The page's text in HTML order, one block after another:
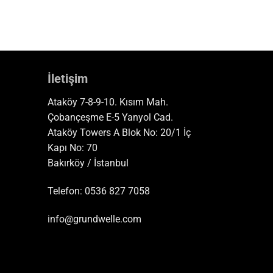
İletişim
Ataköy 7-8-9-10. Kısım Mah.
Çobançeşme E-5 Yanyol Cad.
Ataköy Towers A Blok No: 20/1 İç
Kapı No: 70
Bakırköy / İstanbul
Telefon: 0536 827 7058
info@grundwelle.com